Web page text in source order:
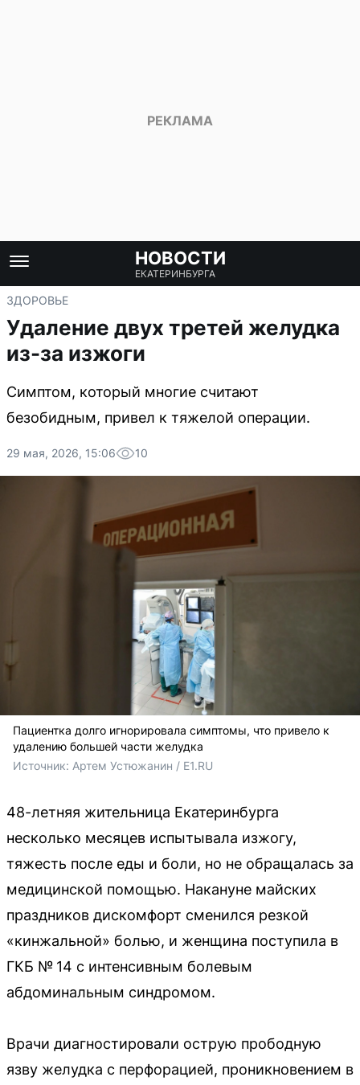
НОВОСТИ
ЕКАТЕРИНБУРГА
ЗДОРОВЬЕ
Удаление двух третей желудка
из-за изжоги
Симптом, который многие считают
безобидным, привел к тяжелой операции.
29 мая, 2026, 15:06 10
Пациентка долго игнорировала симптомы, что привело к
удалению большей части желудка
Источник: Артем Устюжанин / E1.RU
48-летняя жительница Екатеринбурга
несколько месяцев испытывала изжогу,
тяжесть после еды и боли, но не обращалась за
медицинской помощью. Накануне майских
праздников дискомфорт сменился резкой
«кинжальной» болью, и женщина поступила в
ГКБ № 14 с интенсивным болевым
абдоминальным синдромом.
Врачи диагностировали острую прободную
язву желудка с перфорацией, проникновением в